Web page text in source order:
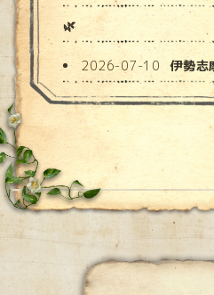
🌿
2026-07-10 伊勢志